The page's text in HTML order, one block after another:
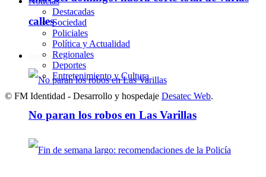
calles
Policiales
No paran los robos en Las Varillas
Destacadas
Sociedad
Policiales
Política y Actualidad
Regionales
Deportes
Entretenimiento y Cultura
© FM Identidad - Desarrollo y hospedaje Desatec Web.